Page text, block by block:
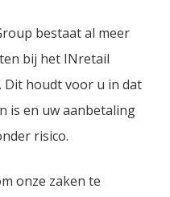
bestaat al meer
bij het INretail
Dit houdt voor u in dat
is en uw aanbetaling
risico.
onze zaken te